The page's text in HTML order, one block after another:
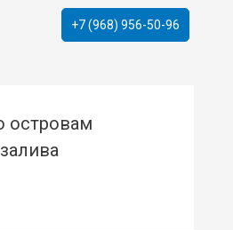
+7 (968) 956-50-96
островам